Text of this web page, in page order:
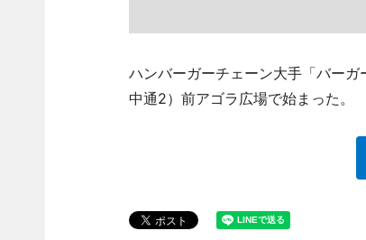
ハンバーガーチェーン大手「バー
中通2）前アゴラ広場で始まった。